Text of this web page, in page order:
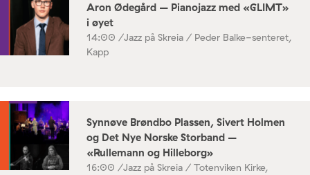
Aron Ødegård – Pianojazz med «GLIMT»
i øyet
14:00 /Jazz på Skreia / Peder Balke-senteret,
Kapp
Synnøve Brøndbo Plassen, Sivert Holmen
og Det Nye Norske Storband –
«Rullemann og Hilleborg»
16:00 /Jazz på Skreia / Totenviken Kirke,